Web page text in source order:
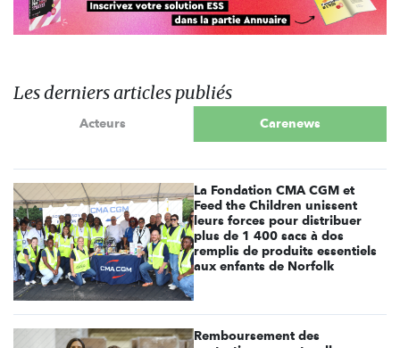
Les derniers articles publiés
Acteurs Carenews
La Fondation CMA CGM et
Feed the Children unissent
leurs forces pour distribuer
plus de 1 400 sacs à dos
remplis de produits essentiels
aux enfants de Norfolk
Remboursement des